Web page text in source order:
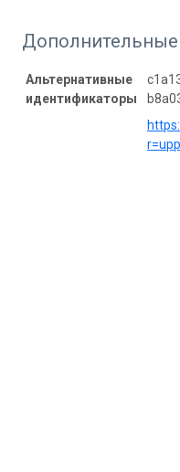
Альтернативные
идентификаторы